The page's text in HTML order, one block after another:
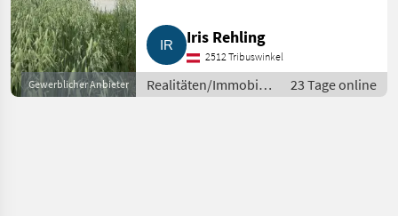
Gewerblicher Anbieter
gewerblich nutzbar. "Kaufen Sie
Land. Sie stellen es nicht mehr
her!" Die
Iris Rehling
2512 Tribuswinkel
Realitäten/Immobilien
/ Sonstige
23 Tage online